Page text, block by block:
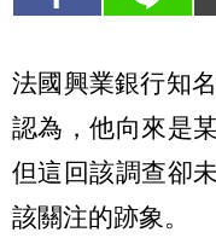
法國興業銀行知
認為，他向來是
但這回該調查卻
該關注的跡象。